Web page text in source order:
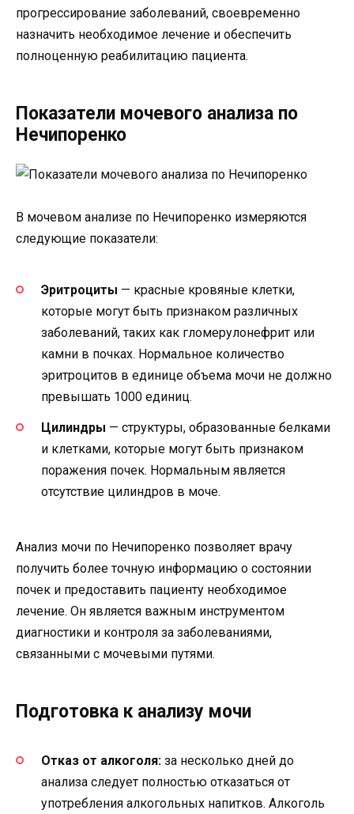
прогрессирование заболеваний, своевременно
назначить необходимое лечение и обеспечить
полноценную реабилитацию пациента.
Показатели мочевого анализа по
Нечипоренко
В мочевом анализе по Нечипоренко измеряются
следующие показатели:
Эритроциты — красные кровяные клетки,
которые могут быть признаком различных
заболеваний, таких как гломерулонефрит или
камни в почках. Нормальное количество
эритроцитов в единице объема мочи не должно
превышать 1000 единиц.
Цилиндры — структуры, образованные белками
и клетками, которые могут быть признаком
поражения почек. Нормальным является
отсутствие цилиндров в моче.
Анализ мочи по Нечипоренко позволяет врачу
получить более точную информацию о состоянии
почек и предоставить пациенту необходимое
лечение. Он является важным инструментом
диагностики и контроля за заболеваниями,
связанными с мочевыми путями.
Подготовка к анализу мочи
Отказ от алкоголя: за несколько дней до
анализа следует полностью отказаться от
употребления алкогольных напитков. Алкоголь